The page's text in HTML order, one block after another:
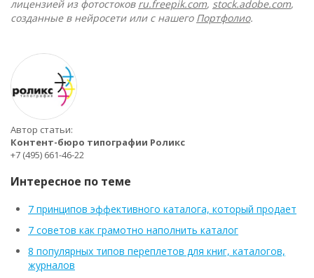
лицензией из фотостоков ru.freepik.com, stock.adobe.com,
созданные в нейросети или с нашего Портфолио.
Автор статьи:
Контент-бюро типографии Роликс
+7 (495) 661-46-22
Интересное по теме
7 принципов эффективного каталога, который продает
7 советов как грамотно наполнить каталог
8 популярных типов переплетов для книг, каталогов,
журналов